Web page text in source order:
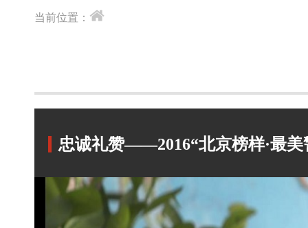
当前位置：
忠诚礼赞——2016“北京榜样·最